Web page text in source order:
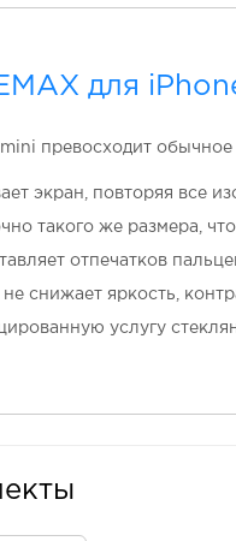
для
превосходит обычное
экран, повторяя все
такого же размера,
отпечатков
снижает яркость,
услугу